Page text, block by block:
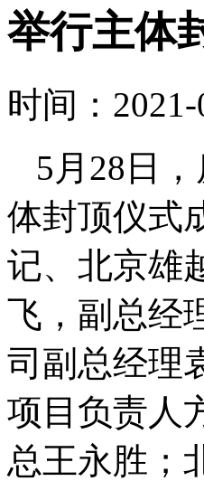
举行主体
时间：2021-
5月28日
体封顶仪式
记、北京雄
飞，副总经
司副总经理
项目负责人
总王永胜；